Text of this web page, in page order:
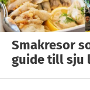
Smakresor
guide till sju